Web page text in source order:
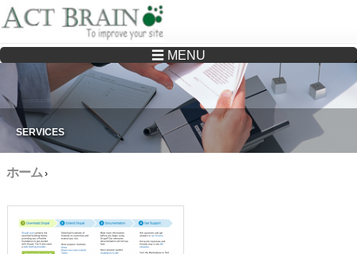
Drupalサイトの制作・保守をどこに頼んでいいか分からない方へ…まずはご相談く
ださい
☰ MENU
SERVICES
ホーム›